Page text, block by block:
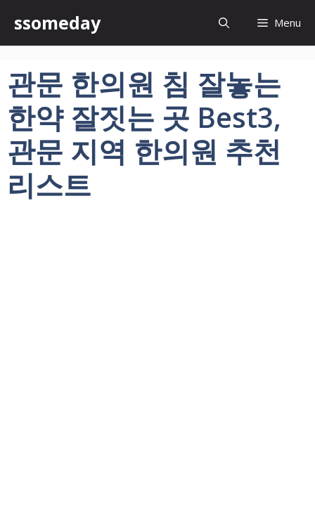
츠
건
뛰
ssomeday Menu
관문 한의원 침 잘놓는
한약 잘짓는 곳 Best3,
관문 지역 한의원 추천
리스트